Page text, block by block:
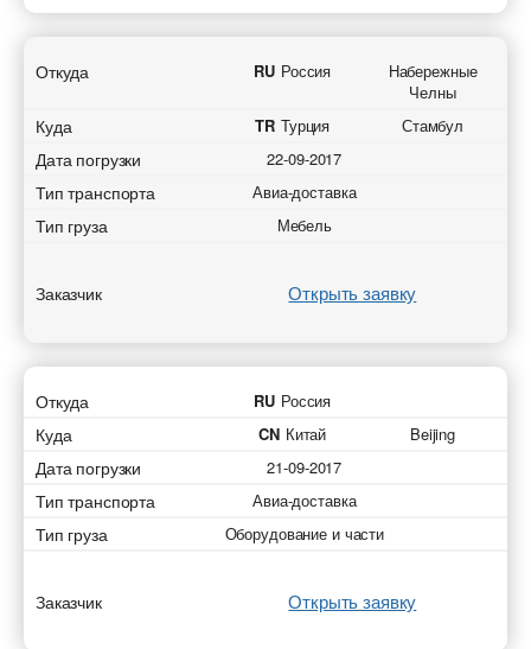
Откуда RU Россия
Набережные
Челны
Куда TR Турция Стамбул
Дата погрузки 22-09-2017
Тип транспорта Авиа-доставка
Тип груза Мебель
Заказчик Открыть заявку
Откуда RU Россия
Куда CN Китай Beijing
Дата погрузки 21-09-2017
Тип транспорта Авиа-доставка
Тип груза Оборудование и части
Заказчик Открыть заявку